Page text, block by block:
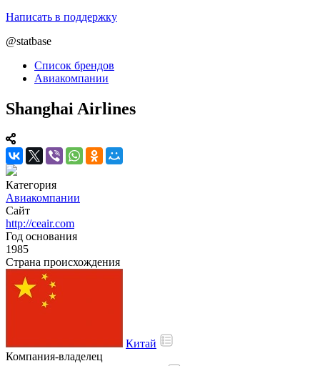
Написать в поддержку
@statbase
Список брендов
Авиакомпании
Shanghai Airlines
Категория
Авиакомпании
Сайт
http://ceair.com
Год основания
1985
Страна происхождения
Китай
Компания-владелец